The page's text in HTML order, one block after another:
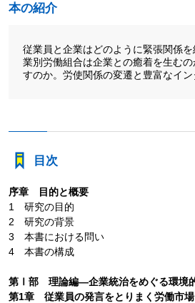
本の紹介
従業員と企業はどのように緊張関係
業別労働組合は企業との癒着を生む
すのか。労使関係の変遷と豊富なイン
目次
序章 目的と概要
1 研究の目的
2 研究の背景
3 本書における問い
4 本書の構成
第Ⅰ部 理論編―企業統治をめぐる環境
第1章 従業員の発言をとりまく労働市